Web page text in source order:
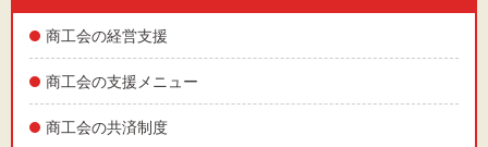
商工会の経営支援
商工会の支援メニュー
商工会の共済制度